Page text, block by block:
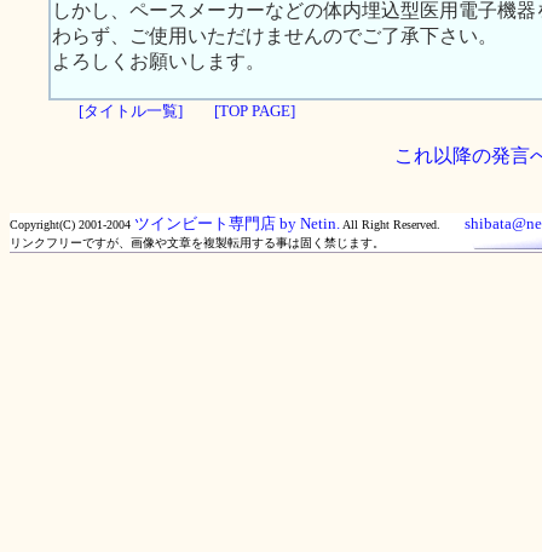
しかし、ペースメーカーなどの体内埋込型医用電子機
わらず、ご使用いただけませんのでご了承下さい。
よろしくお願いします。
[タイトル一覧] [TOP PAGE]
これ以降の発言
Copyright(C) 2001-2004 ツインビート専門店 by Netin. All Right Reserved.
リンクフリーですが、画像や文章を複製転用する事は固く禁じます。